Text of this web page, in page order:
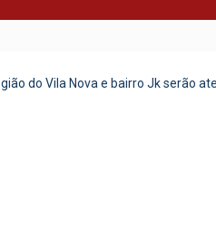
do Vila Nova e bairro Jk serão